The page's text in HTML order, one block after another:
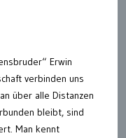
Erwin
verbinden uns
über alle Distanzen
bleibt, sind
Man kennt